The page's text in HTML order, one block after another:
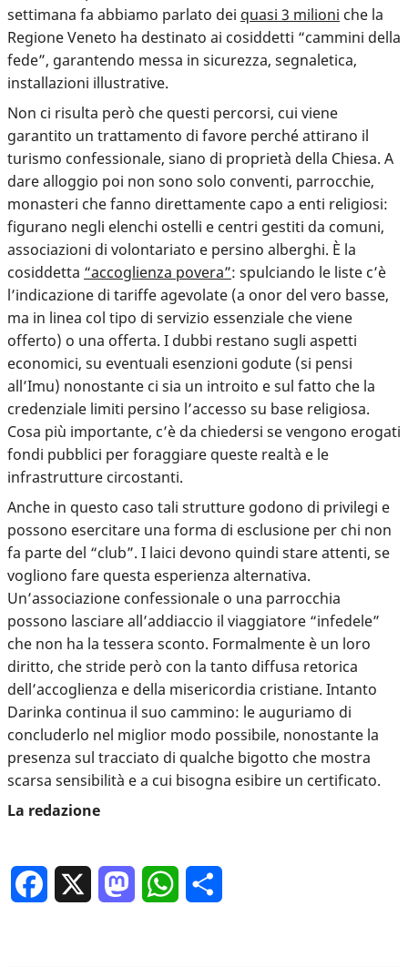
settimana fa abbiamo parlato dei quasi 3 milioni che la
Regione Veneto ha destinato ai cosiddetti “cammini della
fede”, garantendo messa in sicurezza, segnaletica,
installazioni illustrative.
Non ci risulta però che questi percorsi, cui viene
garantito un trattamento di favore perché attirano il
turismo confessionale, siano di proprietà della Chiesa. A
dare alloggio poi non sono solo conventi, parrocchie,
monasteri che fanno direttamente capo a enti religiosi:
figurano negli elenchi ostelli e centri gestiti da comuni,
associazioni di volontariato e persino alberghi. È la
cosiddetta “accoglienza povera”: spulciando le liste c’è
l’indicazione di tariffe agevolate (a onor del vero basse,
ma in linea col tipo di servizio essenziale che viene
offerto) o una offerta. I dubbi restano sugli aspetti
economici, su eventuali esenzioni godute (si pensi
all’Imu) nonostante ci sia un introito e sul fatto che la
credenziale limiti persino l’accesso su base religiosa.
Cosa più importante, c’è da chiedersi se vengono erogati
fondi pubblici per foraggiare queste realtà e le
infrastrutture circostanti.
Anche in questo caso tali strutture godono di privilegi e
possono esercitare una forma di esclusione per chi non
fa parte del “club”. I laici devono quindi stare attenti, se
vogliono fare questa esperienza alternativa.
Un’associazione confessionale o una parrocchia
possono lasciare all’addiaccio il viaggiatore “infedele”
che non ha la tessera sconto. Formalmente è un loro
diritto, che stride però con la tanto diffusa retorica
dell’accoglienza e della misericordia cristiane. Intanto
Darinka continua il suo cammino: le auguriamo di
concluderlo nel miglior modo possibile, nonostante la
presenza sul tracciato di qualche bigotto che mostra
scarsa sensibilità e a cui bisogna esibire un certificato.
La redazione
Facebook MastodonWhatsApp